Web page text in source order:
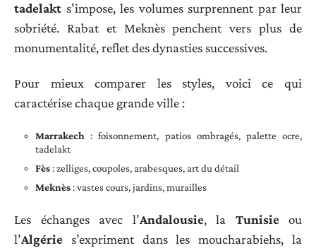
tadelakt s’impose, les volumes surprennent par leur
sobriété. Rabat et Meknès penchent vers plus de
monumentalité, reflet des dynasties successives.
Pour mieux comparer les styles, voici ce qui
caractérise chaque grande ville :
Marrakech : foisonnement, patios ombragés, palette ocre,
tadelakt
Fès: zelliges, coupoles, arabesques, art du détail
Meknès: vastes cours, jardins, murailles
Les échanges avec l’Andalousie, la Tunisieou
l’Algérie s’expriment dans les moucharabiehs, la